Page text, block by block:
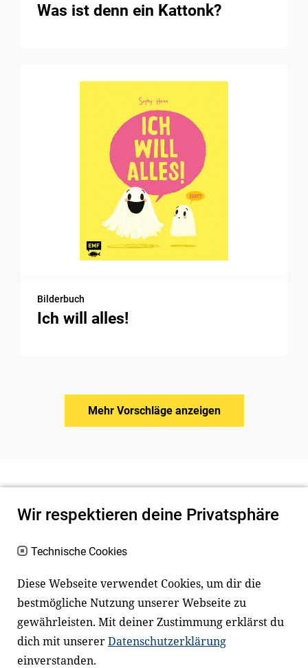
Was ist denn ein Kattonk?
Bilderbuch
Ich will alles!
Mehr Vorschläge anzeigen
Newsletter
Facebook LinkedIn
Wir respektieren deine Privatsphäre
Technische Cookies
Diese Webseite verwendet Cookies, um dir die
bestmögliche Nutzung unserer Webseite zu
gewährleisten. Mit deiner Zustimmung erklärst du
dich mit unsererDatenschutzerklärung
einverstanden.